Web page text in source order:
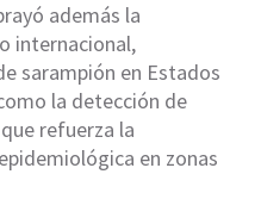
además la
internacional,
sarampión en Estados
la detección de
refuerza la
en zonas